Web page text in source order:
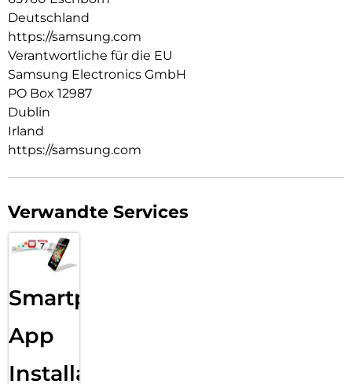
kannst du verschiedene Geräte wie z. B. dein Smartphone,
dein Tablet und das Ladeetui deiner Galaxy Buds bequem
aufladen.
Deutschland
https://samsung.com
Verantwortliche für die EU
Samsung Electronics GmbH
PO Box 12987
Dublin
Irland
https://samsung.com
Verwandte Services
Smartphone
App
Installation